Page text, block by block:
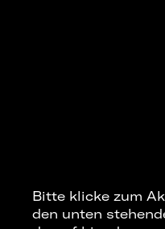
Bitte klicke zum
den unten